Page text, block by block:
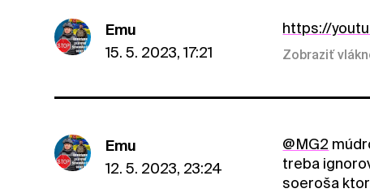
Emu
15. 5. 2023, 17:21
https://
Zobraziť
Emu
12. 5. 2023, 23:24
@MG2
treba
soeroša